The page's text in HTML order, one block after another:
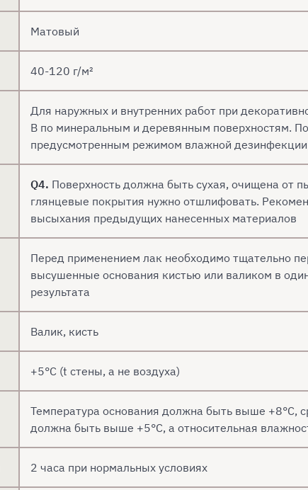
Матовый
40-120 г/м²
Для наружных и внутренних работ при
В по минеральным и деревянным поверхностям.
предусмотренным режимом влажной дезинфекции
Q4. Поверхность должна быть сухая, очищена от
глянцевые покрытия нужно отшлифовать.
высыхания предыдущих нанесенных материалов
Перед применением лак необходимо тщательно
высушенные основания кистью или валиком в
результата
Валик, кисть
+5°C (t стены, а не воздуха)
Температура основания должна быть выше +8°С,
должна быть выше +5°С, а относительная
2 часа при нормальных условиях